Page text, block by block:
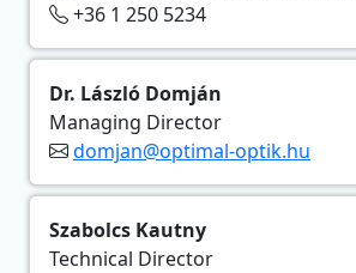
+36 1 250 5234
Dr. László Domján
Managing Director
domjan@optimal-optik.hu
Szabolcs Kautny
Technical Director